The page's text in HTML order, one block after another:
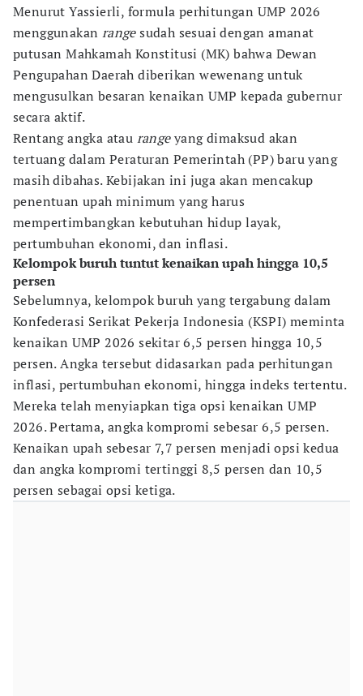
Menurut Yassierli, formula perhitungan UMP 2026
menggunakan rangesudah sesuai dengan amanat
putusan Mahkamah Konstitusi (MK) bahwa Dewan
Pengupahan Daerah diberikan wewenang untuk
mengusulkan besaran kenaikan UMP kepada gubernur
secara aktif.
Rentang angka atau rangeyang dimaksud akan
tertuang dalam Peraturan Pemerintah (PP) baru yang
masih dibahas. Kebijakan ini juga akan mencakup
penentuan upah minimum yang harus
mempertimbangkan kebutuhan hidup layak,
pertumbuhan ekonomi, dan inflasi.
Kelompok buruh tuntut kenaikan upah hingga 10,5
persen
Sebelumnya, kelompok buruh yang tergabung dalam
Konfederasi Serikat Pekerja Indonesia (KSPI) meminta
kenaikan UMP 2026 sekitar 6,5 persen hingga 10,5
persen. Angka tersebut didasarkan pada perhitungan
inflasi, pertumbuhan ekonomi, hingga indeks tertentu.
Mereka telah menyiapkan tiga opsi kenaikan UMP
2026. Pertama, angka kompromi sebesar 6,5 persen.
Kenaikan upah sebesar 7,7 persen menjadi opsi kedua
dan angka kompromi tertinggi 8,5 persen dan 10,5
persen sebagai opsi ketiga.